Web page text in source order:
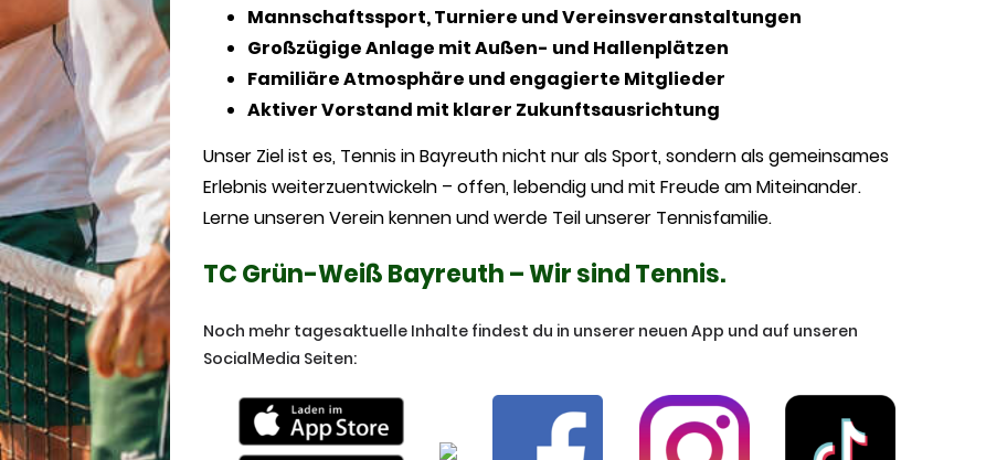
Mannschaftssport, Turniere und Vereinsveranstaltungen
Großzügige Anlage mit Außen- und Hallenplätzen
Familiäre Atmosphäre und engagierte Mitglieder
Aktiver Vorstand mit klarer Zukunftsausrichtung
Unser Ziel ist es, Tennis in Bayreuth nicht nur als Sport, sondern als gemeinsames
Erlebnis weiterzuentwickeln – offen, lebendig und mit Freude am Miteinander.
Lerne unseren Verein kennen und werde Teil unserer Tennisfamilie.
TC Grün-Weiß Bayreuth – Wir sind Tennis.
Noch mehr tagesaktuelle Inhalte findest du in unserer neuen App und auf unseren
SocialMedia Seiten: